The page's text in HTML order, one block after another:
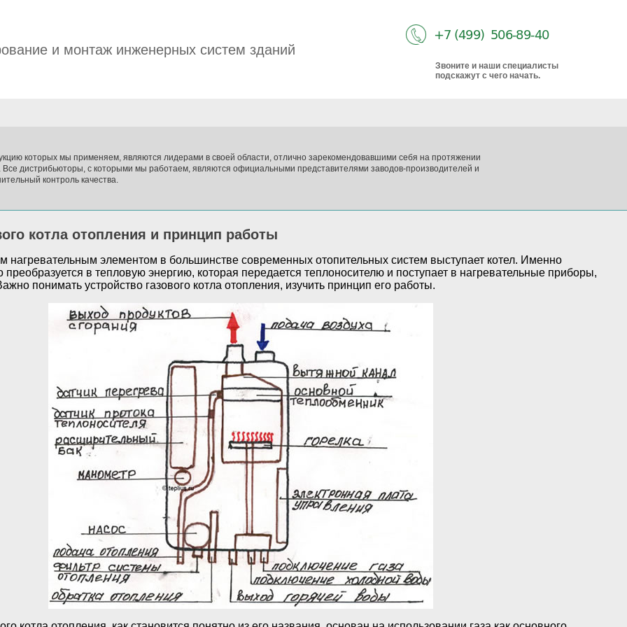
и монтаж инженерных систем зданий
Звоните и наши специалисты
подскажут с чего начать.
которых мы применяем, являются лидерами в своей области, отлично зарекомендовавшими себя на протяжении
Все дистрибьюторы, с которыми мы работаем, являются официальными представителями заводов-производителей и
контроль качества.
котла отопления и принцип работы
нагревательным элементом в большинстве современных отопительных систем выступает котел. Именно
преобразуется в тепловую энергию, которая передается теплоносителю и поступает в нагревательные приборы,
понимать устройство газового котла отопления, изучить принцип его работы.